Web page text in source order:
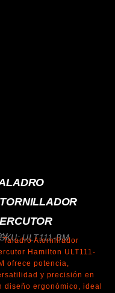
SKU: ULT111-BM
Taladro Atornillador
Hamilton ULT111-
ofrece potencia,
y precisión en
diseño ergonómico, ideal